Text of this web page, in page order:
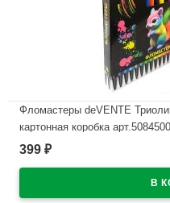
Фломастеры deVENTE
картонная коробка арт.5084500
В наличии
399 ₽